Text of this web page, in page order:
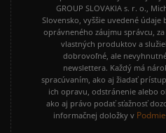
GROUP SLOVAKIA s. r. o.,
Slovensko, vyššie uvedené
oprávneného záujmu správcu,
vlastných produktov a
dobrovoľné, ale
newslettera. Každý má
spracúvaním, ako aj žiadať
ich opravu, odstránenie alebo
ako aj právo podať sťažnosť
informačnej doložky v